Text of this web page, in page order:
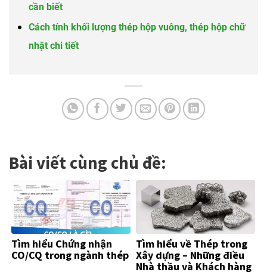
cần biết
Cách tính khối lượng thép hộp vuông, thép hộp chữ
nhật chi tiết
Bài viết cùng chủ đề:
Tìm hiểu Chứng nhận
CO/CQ trong ngành thép
Tìm hiểu về Thép trong
Xây dựng – Những điều
Nhà thầu và Khách hàng